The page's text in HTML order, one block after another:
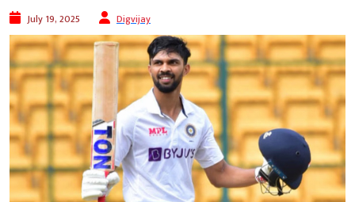
July 19, 2025 Digvijay